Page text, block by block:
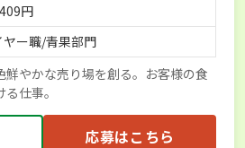
円
ー職/青果部門
鮮やかな売り場を創る。お客様の食
仕事。
応募はこちら